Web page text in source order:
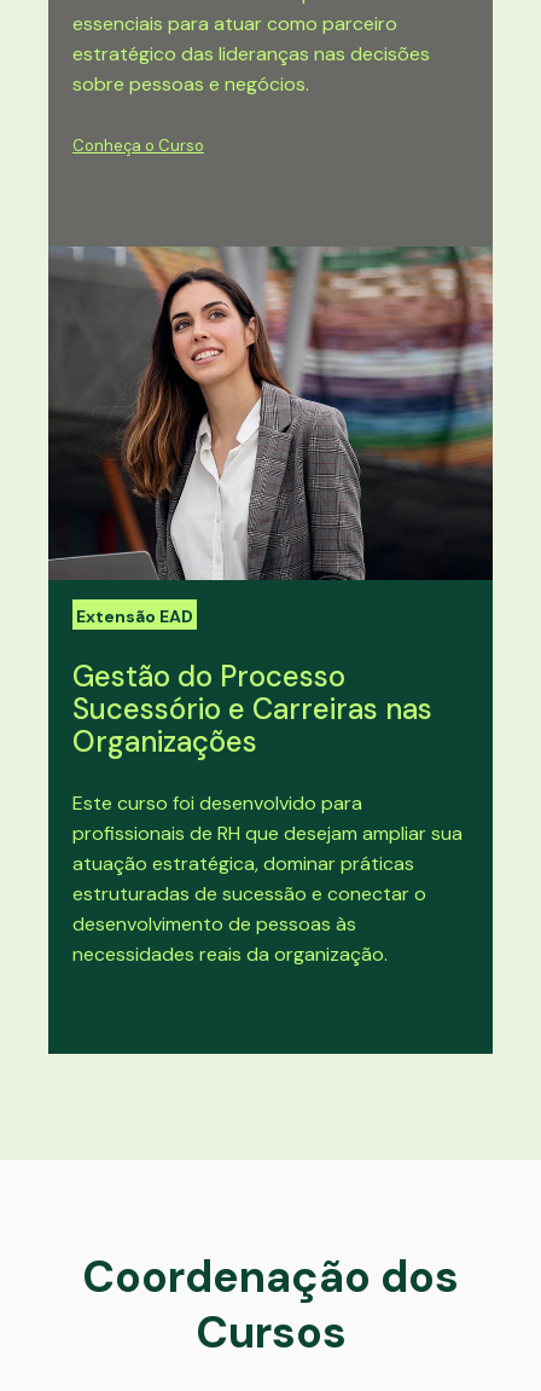
essenciais para atuar como parceiro
estratégico das lideranças nas decisões
sobre pessoas e negócios.
Conheça o Curso
Extensão EAD
Gestão do Processo
Sucessório e Carreiras nas
Organizações
Este curso foi desenvolvido para
profissionais de RH que desejam ampliar sua
atuação estratégica, dominar práticas
estruturadas de sucessão e conectar o
desenvolvimento de pessoas às
necessidades reais da organização.
Coordenação dos
Cursos